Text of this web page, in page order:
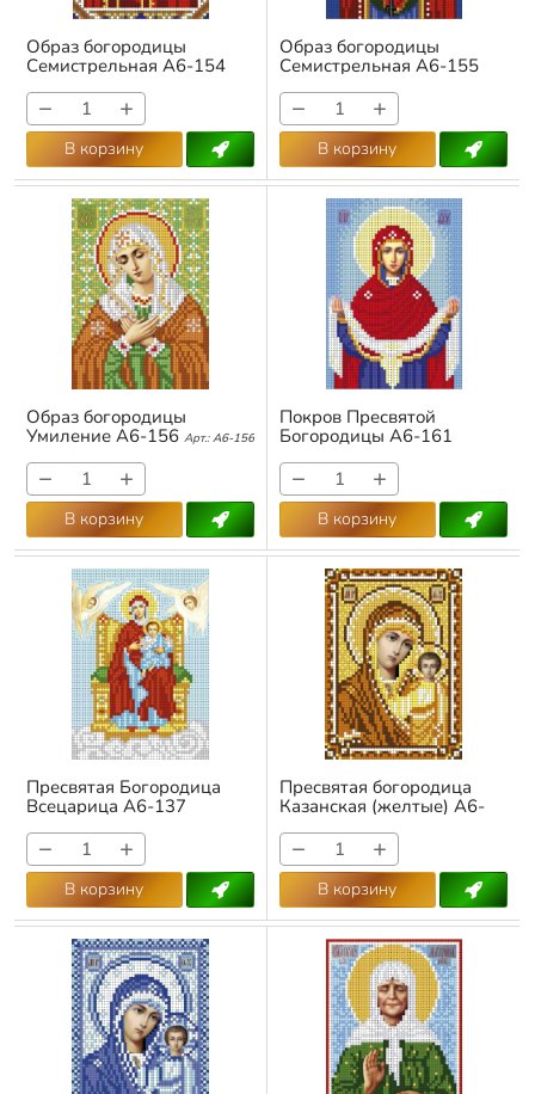
Образ богородицы
Семистрельная А6-154
− +
В корзину
Образ богородицы
Семистрельная А6-155
− +
В корзину
Образ богородицы
Умиление А6-156 Арт.: А6-156
− +
В корзину
Покров Пресвятой
Богородицы А6-161
− +
В корзину
Пресвятая Богородица
Всецарица А6-137
− +
В корзину
Пресвятая богородица
Казанская (желтые) А6-
− +
В корзину